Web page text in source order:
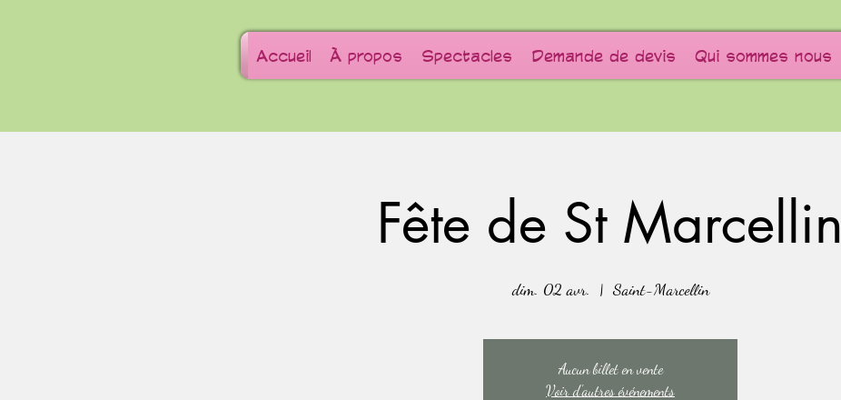
Accueil À propos Spectacles Demande de devis Qui sommes nous
Fête de St Marcellin
dim. 02 avr.
  |
Saint-Marcellin
Aucun billet en vente
Voir d'autres événements